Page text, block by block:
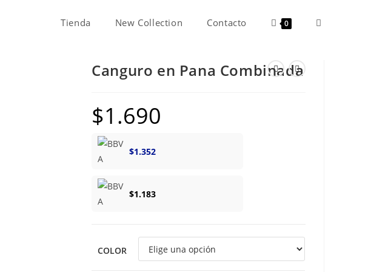
Tienda New Collection Contacto 0 Alternar
Canguro en Pana Combinada
$1.690
$1.352
$1.183
COLOR